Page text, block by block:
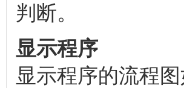
判断。
显示程序
显示程序的流程